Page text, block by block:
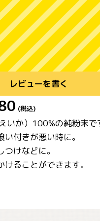
レビューを書く
(税込)
いか）100%の純粉末で
付きが悪い時に。
けなどに。
ることができます。